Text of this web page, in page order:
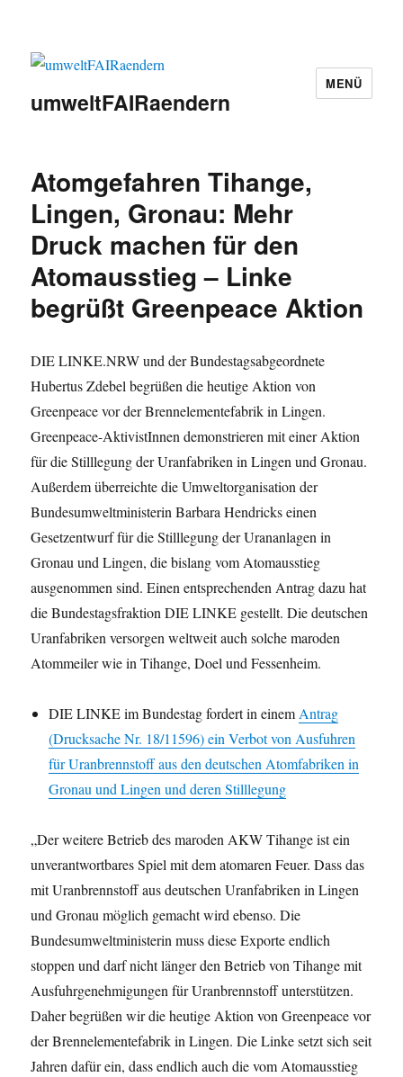
umweltFAIRaendern
MENÜ
Atomgefahren Tihange,
Lingen, Gronau: Mehr
Druck machen für den
Atomausstieg – Linke
begrüßt Greenpeace Aktion
DIE LINKE.NRW und der Bundestagsabgeordnete
Hubertus Zdebel begrüßen die heutige Aktion von
Greenpeace vor der Brennelementefabrik in Lingen.
Greenpeace-AktivistInnen demonstrieren mit einer Aktion
für die Stilllegung der Uranfabriken in Lingen und Gronau.
Außerdem überreichte die Umweltorganisation der
Bundesumweltministerin Barbara Hendricks einen
Gesetzentwurf für die Stilllegung der Urananlagen in
Gronau und Lingen, die bislang vom Atomausstieg
ausgenommen sind. Einen entsprechenden Antrag dazu hat
die Bundestagsfraktion DIE LINKE gestellt. Die deutschen
Uranfabriken versorgen weltweit auch solche maroden
Atommeiler wie in Tihange, Doel und Fessenheim.
DIE LINKE im Bundestag fordert in einemAntrag
(Drucksache Nr. 18/11596) ein Verbot von Ausfuhren
für Uranbrennstoff aus den deutschen Atomfabriken in
Gronau und Lingen und deren Stilllegung
„Der weitere Betrieb des maroden AKW Tihange ist ein
unverantwortbares Spiel mit dem atomaren Feuer. Dass das
mit Uranbrennstoff aus deutschen Uranfabriken in Lingen
und Gronau möglich gemacht wird ebenso. Die
Bundesumweltministerin muss diese Exporte endlich
stoppen und darf nicht länger den Betrieb von Tihange mit
Ausfuhrgenehmigungen für Uranbrennstoff unterstützen.
Daher begrüßen wir die heutige Aktion von Greenpeace vor
der Brennelementefabrik in Lingen. Die Linke setzt sich seit
Jahren dafür ein, dass endlich auch die vom Atomausstieg